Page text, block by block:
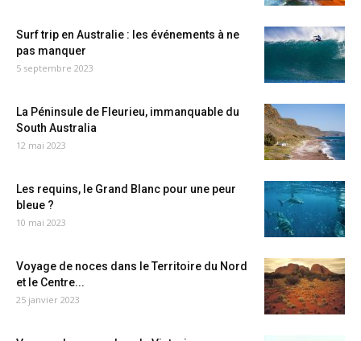
Surf trip en Australie : les événements à ne
pas manquer
5 septembre 2023
La Péninsule de Fleurieu, immanquable du
South Australia
12 mai 2023
Les requins, le Grand Blanc pour une peur
bleue ?
10 mai 2023
Voyage de noces dans le Territoire du Nord
et le Centre...
25 janvier 2023